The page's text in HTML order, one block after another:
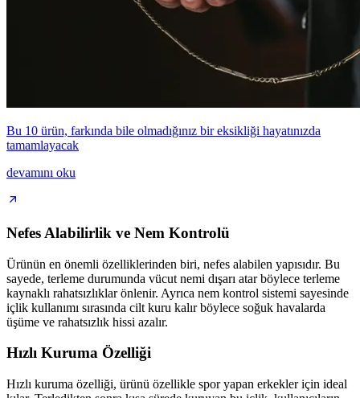
Bu 10 ürün, farkında bile olmadığınız bir eksikliği hayatınızda
tamamlayacak
devamını oku
Nefes Alabilirlik ve Nem Kontrolü
Ürünün en önemli özelliklerinden biri, nefes alabilen yapısıdır. Bu
sayede, terleme durumunda vücut nemi dışarı atar böylece terleme
kaynaklı rahatsızlıklar önlenir. Ayrıca nem kontrol sistemi sayesinde
içlik kullanımı sırasında cilt kuru kalır böylece soğuk havalarda
üşüme ve rahatsızlık hissi azalır.
Hızlı Kuruma Özelliği
Hızlı kuruma özelliği, ürünü özellikle spor yapan erkekler için ideal